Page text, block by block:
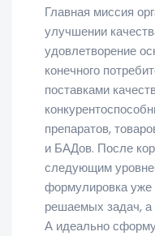
Главная миссия
улучшении
удовлетворение
конечного
поставками
препаратов,
и БАДов. После
следующим
формулировка уже
решаемых задач, а
А идеально